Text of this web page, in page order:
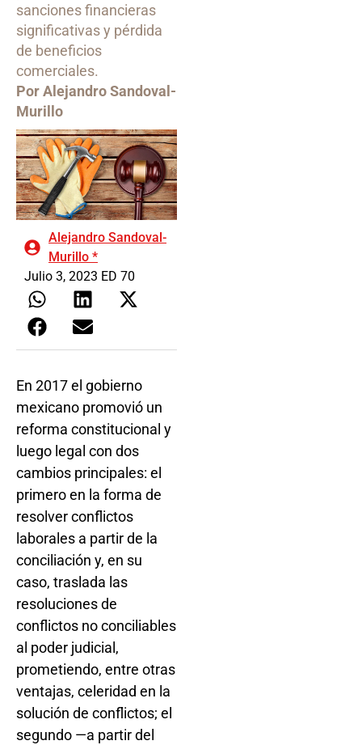
sanciones financieras
significativas y pérdida
de beneficios
comerciales.
Por Alejandro Sandoval-
Murillo
Alejandro Sandoval-
Murillo *
Julio 3, 2023 ED 70
En 2017 el gobierno
mexicano promovió un
reforma constitucional y
luego legal con dos
cambios principales: el
primero en la forma de
resolver conflictos
laborales a partir de la
conciliación y, en su
caso, traslada las
resoluciones de
conflictos no conciliables
al poder judicial,
prometiendo, entre otras
ventajas, celeridad en la
solución de conflictos; el
segundo —a partir del